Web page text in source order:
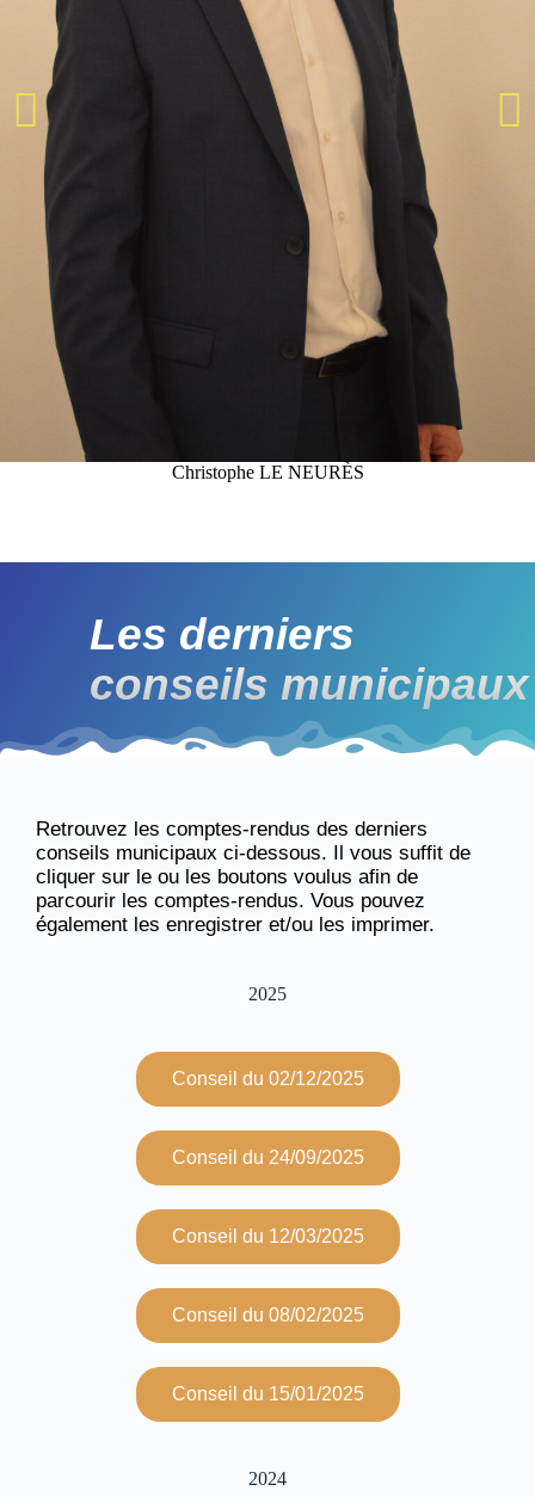
Christophe LE NEURÈS
Les derniers
conseils municipaux
Retrouvez les comptes-rendus des derniers
conseils municipaux ci-dessous. Il vous suffit de
cliquer sur le ou les boutons voulus afin de
parcourir les comptes-rendus. Vous pouvez
également les enregistrer et/ou les imprimer.
2025
Conseil du 02/12/2025
Conseil du 24/09/2025
Conseil du 12/03/2025
Conseil du 08/02/2025
Conseil du 15/01/2025
2024